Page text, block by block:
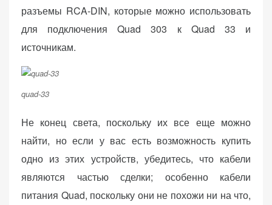
разъемы RCA-DIN, которые можно использовать
для подключения Quad 303 к Quad 33 и
источникам.
quad-33
Не конец света, поскольку их все еще можно
найти, но если у вас есть возможность купить
одно из этих устройств, убедитесь, что кабели
являются частью сделки; особенно кабели
питания Quad, поскольку они не похожи ни на что,